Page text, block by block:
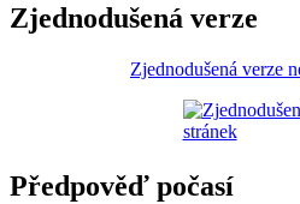
Zjednodušená verze
Zjednodušená verze
Předpověď počasí